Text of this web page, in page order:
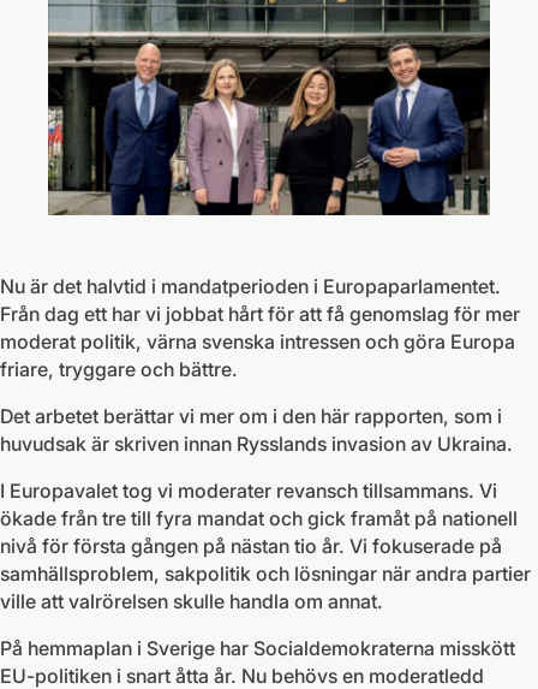
Nu är det halvtid i mandatperioden i Europaparlamentet.
Från dag ett har vi jobbat hårt för att få genomslag för mer
moderat politik, värna svenska intressen och göra Europa
friare, tryggare och bättre.
Det arbetet berättar vi mer om i den här rapporten, som i
huvudsak är skriven innan Rysslands invasion av Ukraina.
I Europavalet tog vi moderater revansch tillsammans. Vi
ökade från tre till fyra mandat och gick framåt på nationell
nivå för första gången på nästan tio år. Vi fokuserade på
samhällsproblem, sakpolitik och lösningar när andra partier
ville att valrörelsen skulle handla om annat.
På hemmaplan i Sverige har Socialdemokraterna misskött
EU-­politiken i snart åtta år. Nu behövs en moderatledd